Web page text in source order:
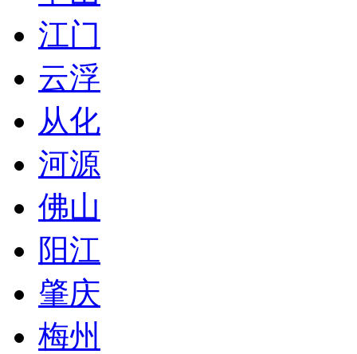
江门
云浮
从化
河源
佛山
阳江
肇庆
梅州